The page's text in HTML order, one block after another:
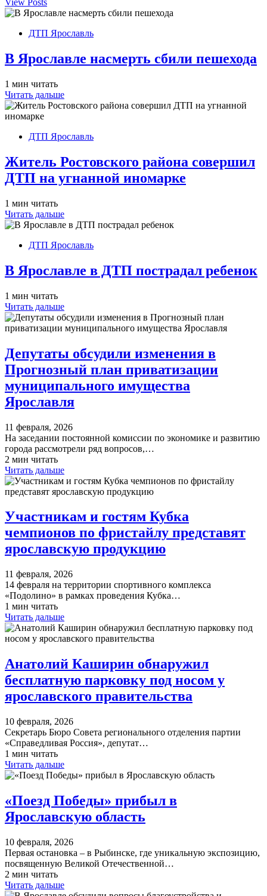
View Posts
ДТП Ярославль
В Ярославле насмерть сбили пешехода
1 мин читать
Читать дальше
ДТП Ярославль
Житель Ростовского района совершил
ДТП на угнанной иномарке
1 мин читать
Читать дальше
ДТП Ярославль
В Ярославле в ДТП пострадал ребенок
1 мин читать
Читать дальше
Депутаты обсудили изменения в
Прогнозный план приватизации
муниципального имущества
Ярославля
11 февраля, 2026
На заседании постоянной комиссии по экономике и развитию
города рассмотрели ряд вопросов,…
2 мин читать
Читать дальше
Участникам и гостям Кубка
чемпионов по фристайлу представят
ярославскую продукцию
11 февраля, 2026
14 февраля на территории спортивного комплекса
«Подолино» в рамках проведения Кубка…
1 мин читать
Читать дальше
Анатолий Каширин обнаружил
бесплатную парковку под носом у
ярославского правительства
10 февраля, 2026
Секретарь Бюро Совета регионального отделения партии
«Справедливая Россия», депутат…
1 мин читать
Читать дальше
«Поезд Победы» прибыл в
Ярославскую область
10 февраля, 2026
Первая остановка – в Рыбинске, где уникальную экспозицию,
посвященную Великой Отечественной…
2 мин читать
Читать дальше